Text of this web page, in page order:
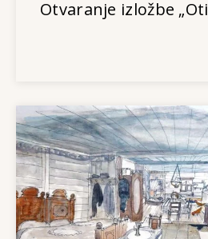
Otvaranje izložbe